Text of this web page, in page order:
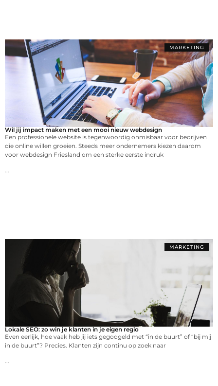
MARKETING
Wil jij impact maken met een mooi nieuw webdesign
Een professionele website is tegenwoordig onmisbaar voor bedrijven
die online willen groeien. Steeds meer ondernemers kiezen daarom
voor webdesign Friesland om een sterke eerste indruk
...
MARKETING
Lokale SEO: zo win je klanten in je eigen regio
Even eerlijk, hoe vaak heb jij iets gegoogeld met “in de buurt” of “bij mij
in de buurt”? Precies. Klanten zijn continu op zoek naar
...